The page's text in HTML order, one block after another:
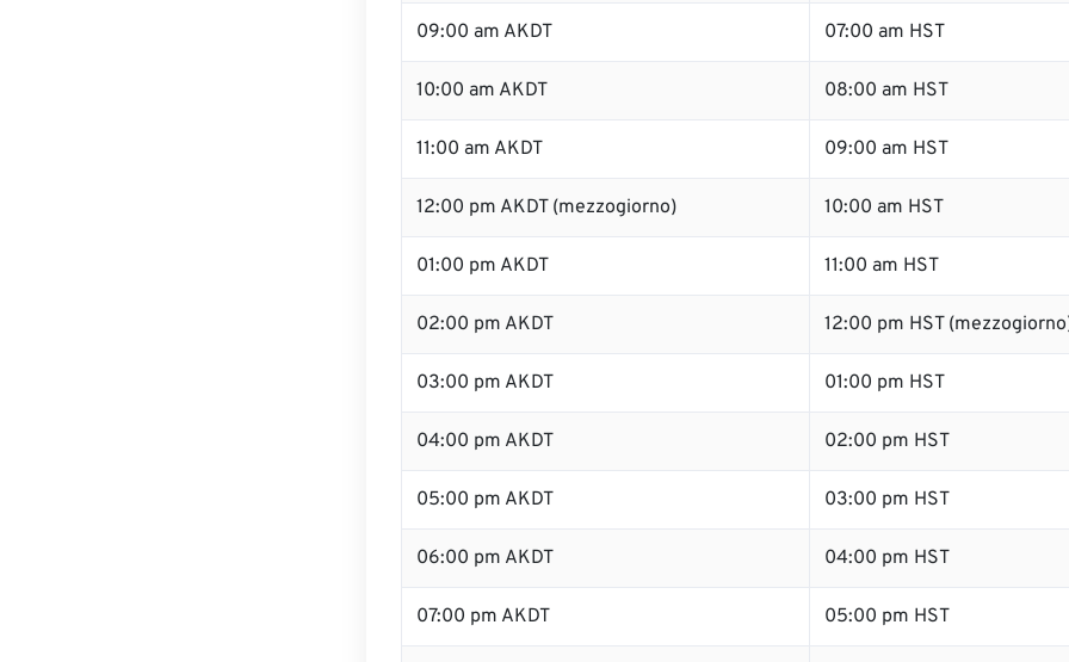
09:00 am AKDT 07:00 am HST
10:00 am AKDT 08:00 am HST
11:00 am AKDT 09:00 am HST
12:00 pm AKDT (mezzogiorno) 10:00 am HST
01:00 pm AKDT 11:00 am HST
02:00 pm AKDT 12:00 pm HST
03:00 pm AKDT 01:00 pm HST
04:00 pm AKDT 02:00 pm HST
05:00 pm AKDT 03:00 pm HST
06:00 pm AKDT 04:00 pm HST
07:00 pm AKDT 05:00 pm HST